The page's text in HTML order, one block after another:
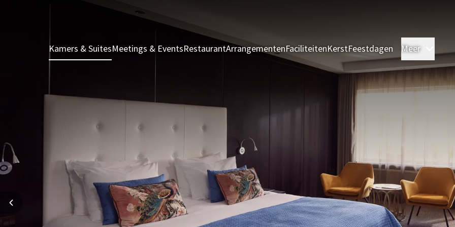
Kamers & SuitesMeetings & EventsRestaurantArrangementenFaciliteitenKerstFeestdagen Meer